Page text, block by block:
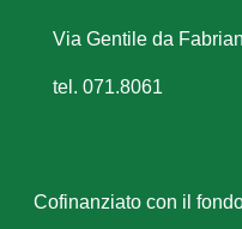
Via Gentile da
tel. 071.8061
Cofinanziato con il